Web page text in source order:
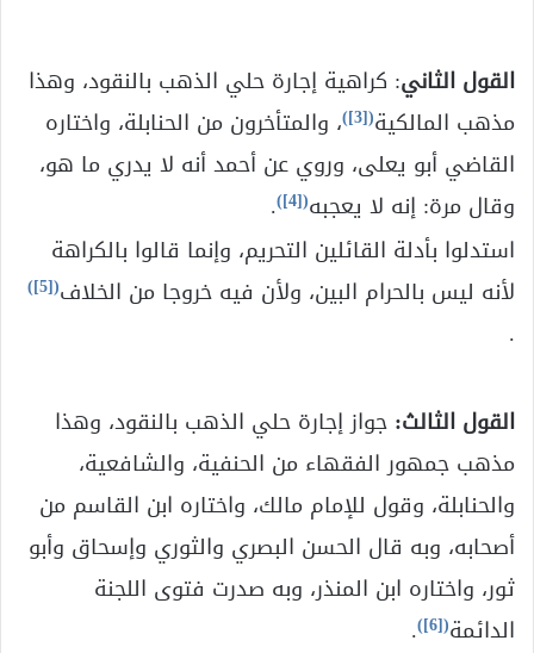
القول الثاني: كراهية إجارة حلي الذهب بالنقود، وهذا
مذهب المالكية(
[3]
)، والمتأخرون من الحنابلة، واختاره
القاضي أبو يعلى، وروي عن أحمد أنه لا يدري ما هو،
وقال مرة: إنه لا يعجبه(
[4]
)
.
استدلوا بأدلة القائلين التحريم، وإنما قالوا بالكراهة
لأنه ليس بالحرام البين، ولأن فيه خروجا من الخلاف(
[5]
)
.
القول الثالث: جواز إجارة حلي الذهب بالنقود، وهذا
مذهب جمهور الفقهاء من الحنفية، والشافعية،
والحنابلة، وقول للإمام مالك، واختاره ابن القاسم من
أصحابه، وبه قال الحسن البصري والثوري وإسحاق وأبو
ثور، واختاره ابن المنذر، وبه صدرت فتوى اللجنة
الدائمة(
[6]
)
.